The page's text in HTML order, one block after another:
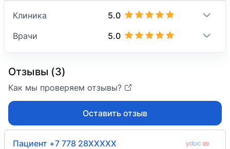
Клиника 5.0
Врачи 5.0
Отзывы (3)
Как мы проверяем отзывы?
Оставить отзыв
Пациент +7 778 28XXXXX